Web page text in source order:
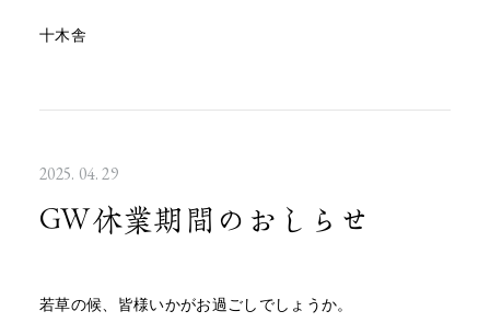
十木舎
2025. 04. 29
GW休業期間のおしらせ
若草の候、皆様いかがお過ごしでしょうか。